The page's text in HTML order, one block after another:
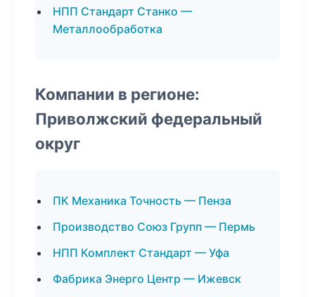
НПП Стандарт Станко —
Металлообработка
Компании в регионе:
Приволжский федеральный
округ
ПК Механика Точность — Пенза
Производство Союз Групп — Пермь
НПП Комплект Стандарт — Уфа
Фабрика Энерго Центр — Ижевск